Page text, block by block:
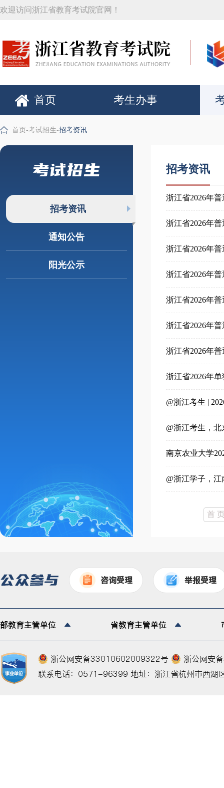
欢迎访问浙江省教育考试院官网！
首页 考生办事
首页 -考试招生-招考资讯
考试招生
招考资讯
通知公告
阳光公示
招考资讯
浙江省2026年
浙江省2026年
浙江省2026年
浙江省2026年
浙江省2026年
浙江省2026年
浙江省2026年
浙江省2026年
@浙江考生 |
@浙江考生，
南京农业大学
@浙江学子，
首
咨询受理 举报受理
部教育主管单位 省教育主管单位
浙公网安备33010602009322号
浙公网安
联系电话：0571-96399 地址：浙江省杭州市西湖